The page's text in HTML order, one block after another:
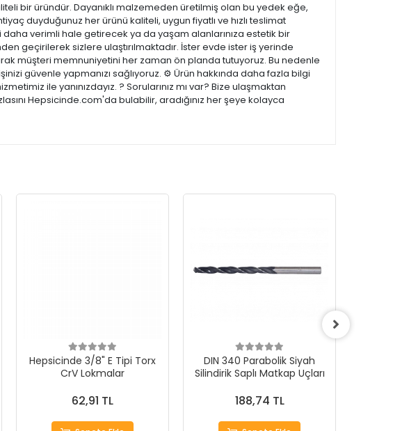
bir üründür. Dayanıklı malzemeden üretilmiş olan bu yedek eğe,
duyduğunuz her ürünü kaliteli, uygun fiyatlı ve hızlı teslimat
daha verimli hale getirecek ya da yaşam alanlarınıza estetik bir
geçirilerek sizlere ulaştırılmaktadır. İster evde ister iş yerinde
müşteri memnuniyetini her zaman ön planda tutuyoruz. Bu nedenle
güvenle yapmanızı sağlıyoruz. ⚙️ Ürün hakkında daha fazla bilgi
ile yanınızdayız. ? Sorularınız mı var? Bize ulaşmaktan
Hepsicinde.com'da bulabilir, aradığınız her şeye kolayca
Hepsicinde 3/8" E Tipi Torx
CrV Lokmalar
62,91 TL
DIN 340 Parabolik Siyah
Silindirik Saplı Matkap Uçları
188,74 TL